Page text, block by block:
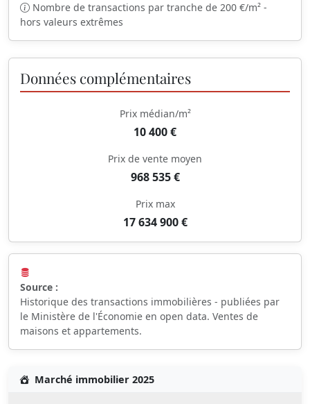
Nombre de transactions par tranche de 200 €/m² -
hors valeurs extrêmes
Données complémentaires
Prix médian/m²
10 400 €
Prix de vente moyen
968 535 €
Prix max
17 634 900 €
Source :
Historique des transactions immobilières - publiées par
le Ministère de l'Économie en open data. Ventes de
maisons et appartements.
Marché immobilier 2025